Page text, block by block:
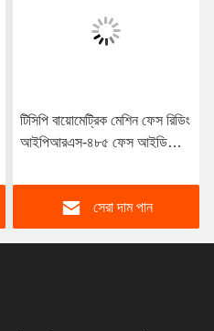
টিসিপি বায়োমেট্রিক মেশিন ফেস রিডিং
আইপিআরএস-৪৮৫ ফেস আইডি
সেরা দাম পান